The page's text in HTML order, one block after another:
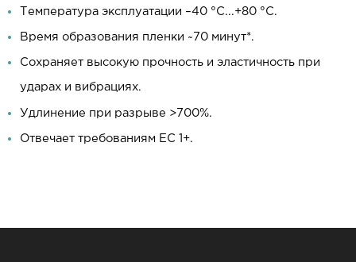
Температура эксплуатации –40 °С...+80 °С.
Время образования пленки ~70 минут*.
Сохраняет высокую прочность и эластичность при
ударах и вибрациях.
Удлинение при разрыве >700%.
Отвечает требованиям ЕС 1+.